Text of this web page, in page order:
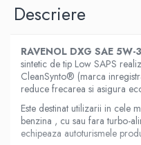
Descriere
RAVENOL DXG SAE 5W-
sintetic de tip Low SAPS
CleanSynto® (marca
reduce frecarea si asigura
Este destinat utilizarii in cele
benzina , cu sau fara turbo-
echipeaza autoturismele